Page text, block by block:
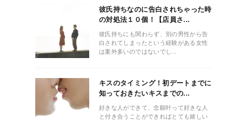
彼氏持ちなのに告白されちゃった時
の対処法１０個！【店員さ...
彼氏持ちにも関わらず、別の男性から告
白されてしまったという経験がある女性
は案外多いのではないでし...
キスのタイミング！初デートまでに
知っておきたいキスまでの...
好きな人ができて、念願叶って好きな人
と付き合うことができればとても嬉しい